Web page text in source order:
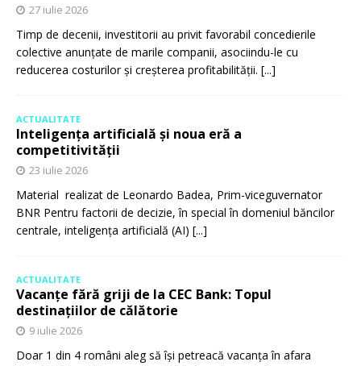
27 iulie 2026
Timp de decenii, investitorii au privit favorabil concedierile
colective anunțate de marile companii, asociindu-le cu
reducerea costurilor și creșterea profitabilității. [...]
ACTUALITATE
Inteligența artificială și noua eră a
competitivității
23 iulie 2026
Material realizat de Leonardo Badea, Prim-viceguvernator
BNR Pentru factorii de decizie, în special în domeniul băncilor
centrale, inteligența artificială (AI) [...]
ACTUALITATE
Vacanțe fără griji de la CEC Bank: Topul
destinațiilor de călătorie
9 iulie 2026
Doar 1 din 4 români aleg să își petreacă vacanța în afara